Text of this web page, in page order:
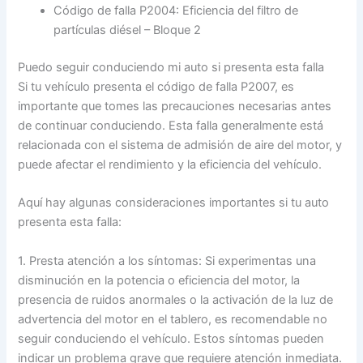
Código de falla P2004: Eficiencia del filtro de
partículas diésel – Bloque 2
Puedo seguir conduciendo mi auto si presenta esta falla
Si tu vehículo presenta el código de falla P2007, es
importante que tomes las precauciones necesarias antes
de continuar conduciendo. Esta falla generalmente está
relacionada con el sistema de admisión de aire del motor, y
puede afectar el rendimiento y la eficiencia del vehículo.
Aquí hay algunas consideraciones importantes si tu auto
presenta esta falla:
1. Presta atención a los síntomas: Si experimentas una
disminución en la potencia o eficiencia del motor, la
presencia de ruidos anormales o la activación de la luz de
advertencia del motor en el tablero, es recomendable no
seguir conduciendo el vehículo. Estos síntomas pueden
indicar un problema grave que requiere atención inmediata.